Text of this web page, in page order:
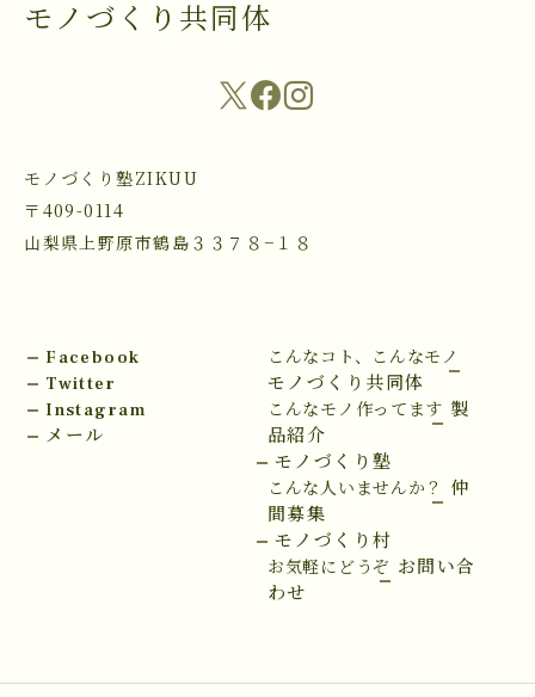
モノづくり共同体
モノづくり塾ZIKUU
〒409-0114
山梨県上野原市鶴島３３７８−１８
Facebook
Twitter
Instagram
メール
こんなコト、こんなモノ
モノづくり共同体
こんなモノ作ってます 製
品紹介
モノづくり塾
こんな人いませんか？
仲
間募集
モノづくり村
お気軽にどうぞ お問い合
わせ